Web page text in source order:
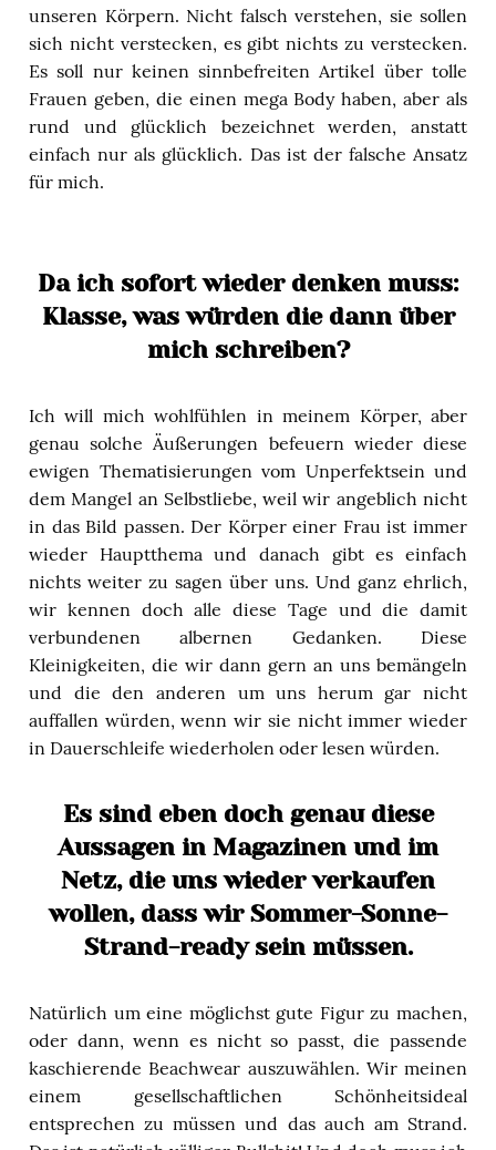
unseren Körpern. Nicht falsch verstehen, sie sollen
sich nicht verstecken, es gibt nichts zu verstecken.
Es soll nur keinen sinnbefreiten Artikel über tolle
Frauen geben, die einen mega Body haben, aber als
rund und glücklich bezeichnet werden, anstatt
einfach nur als glücklich. Das ist der falsche Ansatz
für mich.
Da ich sofort wieder denken muss:
Klasse, was würden die dann über
mich schreiben?
Ich will mich wohlfühlen in meinem Körper, aber
genau solche Äußerungen befeuern wieder diese
ewigen Thematisierungen vom Unperfektsein und
dem Mangel an Selbstliebe, weil wir angeblich nicht
in das Bild passen. Der Körper einer Frau ist immer
wieder Hauptthema und danach gibt es einfach
nichts weiter zu sagen über uns. Und ganz ehrlich,
wir kennen doch alle diese Tage und die damit
verbundenen albernen Gedanken. Diese
Kleinigkeiten, die wir dann gern an uns bemängeln
und die den anderen um uns herum gar nicht
auffallen würden, wenn wir sie nicht immer wieder
in Dauerschleife wiederholen oder lesen würden.
Es sind eben doch genau diese
Aussagen in Magazinen und im
Netz, die uns wieder verkaufen
wollen, dass wir Sommer-Sonne-
Strand-ready sein müssen.
Natürlich um eine möglichst gute Figur zu machen,
oder dann, wenn es nicht so passt, die passende
kaschierende Beachwear auszuwählen. Wir meinen
einem gesellschaftlichen Schönheitsideal
entsprechen zu müssen und das auch am Strand.